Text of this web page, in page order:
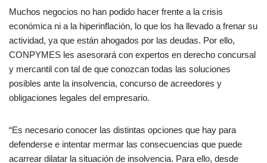
Muchos negocios no han podido hacer frente a la crisis
económica ni a la hiperinflación, lo que los ha llevado a frenar su
actividad, ya que están ahogados por las deudas. Por ello,
CONPYMES les asesorará con expertos en derecho concursal
y mercantil con tal de que conozcan todas las soluciones
posibles ante la insolvencia, concurso de acreedores y
obligaciones legales del empresario.
“Es necesario conocer las distintas opciones que hay para
defenderse e intentar mermar las consecuencias que puede
acarrear dilatar la situación de insolvencia. Para ello, desde